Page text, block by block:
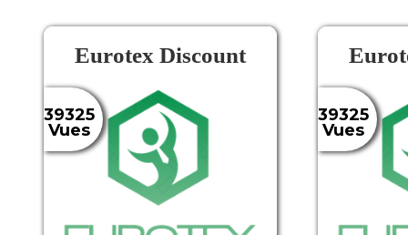
Eurotex Discount
39325
Vues
39325
Vues